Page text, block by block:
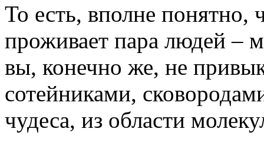
То есть, вполне понятно,
проживает пара людей –
вы, конечно же, не
сотейниками,
чудеса, из области